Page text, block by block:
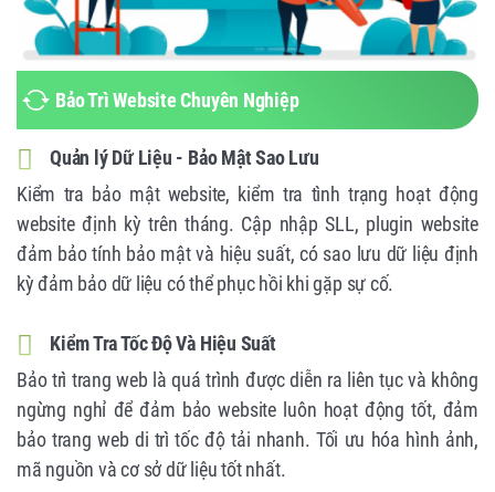
Bảo Trì Website Chuyên Nghiệp
Quản lý Dữ Liệu - Bảo Mật Sao Lưu
Kiểm tra bảo mật website, kiểm tra tình trạng hoạt động
website định kỳ trên tháng. Cập nhập SLL, plugin website
đảm bảo tính bảo mật và hiệu suất, có sao lưu dữ liệu định
kỳ đảm bảo dữ liệu có thể phục hồi khi gặp sự cố.
Kiểm Tra Tốc Độ Và Hiệu Suất
Bảo trì trang web là quá trình được diễn ra liên tục và không
ngừng nghỉ để đảm bảo website luôn hoạt động tốt, đảm
bảo trang web di trì tốc độ tải nhanh. Tối ưu hóa hình ảnh,
mã nguồn và cơ sở dữ liệu tốt nhất.